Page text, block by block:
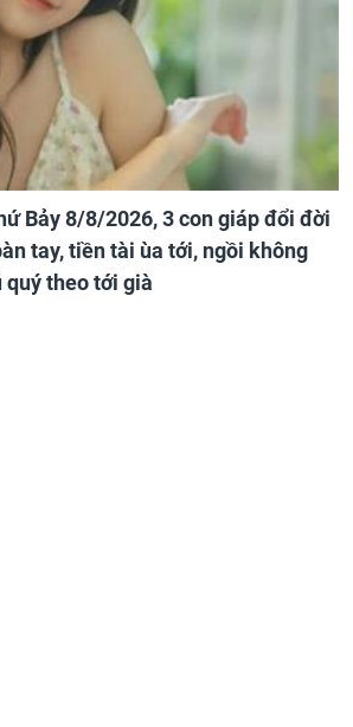
Bảy 8/8/2026, 3 con giáp đổi đời
tay, tiền tài ùa tới, ngồi không
quý theo tới già